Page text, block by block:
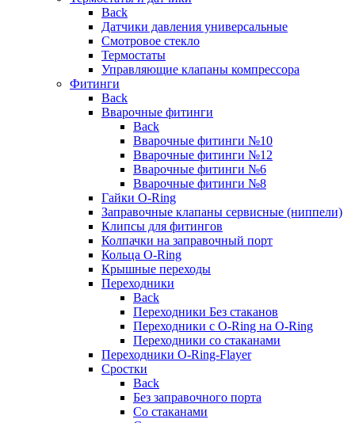
Back
Датчики давления универсальные
Смотровое стекло
Термостаты
Управляющие клапаны компрессора
Фитинги
Back
Вварочные фитинги
Back
Вварочные фитинги №10
Вварочные фитинги №12
Вварочные фитинги №6
Вварочные фитинги №8
Гайки O-Ring
Заправочные клапаны сервисные (ниппели)
Клипсы для фитингов
Колпачки на заправочный порт
Кольца O-Ring
Крышные переходы
Переходники
Back
Переходники Без стаканов
Переходники с O-Ring на O-Ring
Переходники со стаканами
Переходники O-Ring-Flayer
Сростки
Back
Без заправочного порта
Со стаканами